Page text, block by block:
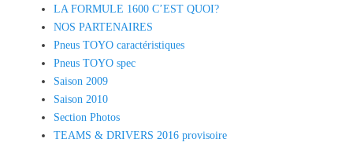
LA FORMULE 1600 C’EST QUOI?
NOS PARTENAIRES
Pneus TOYO caractéristiques
Pneus TOYO spec
Saison 2009
Saison 2010
Section Photos
TEAMS & DRIVERS 2016 provisoire